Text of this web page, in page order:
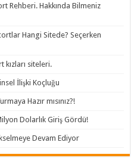
Rehberi. Hakkında Bilmeniz
Hangi Sitede? Seçerken
kızları siteleri.
İlişki Koçluğu
Hazır mısınız?!
Dolarlık Giriş Gördü!
Devam Ediyor